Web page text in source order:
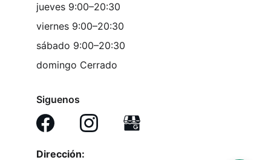
Siguenos
Dirección:
jueves 9:00–20:30
viernes 9:00–20:30
sábado 9:00–20:30
domingo Cerrado